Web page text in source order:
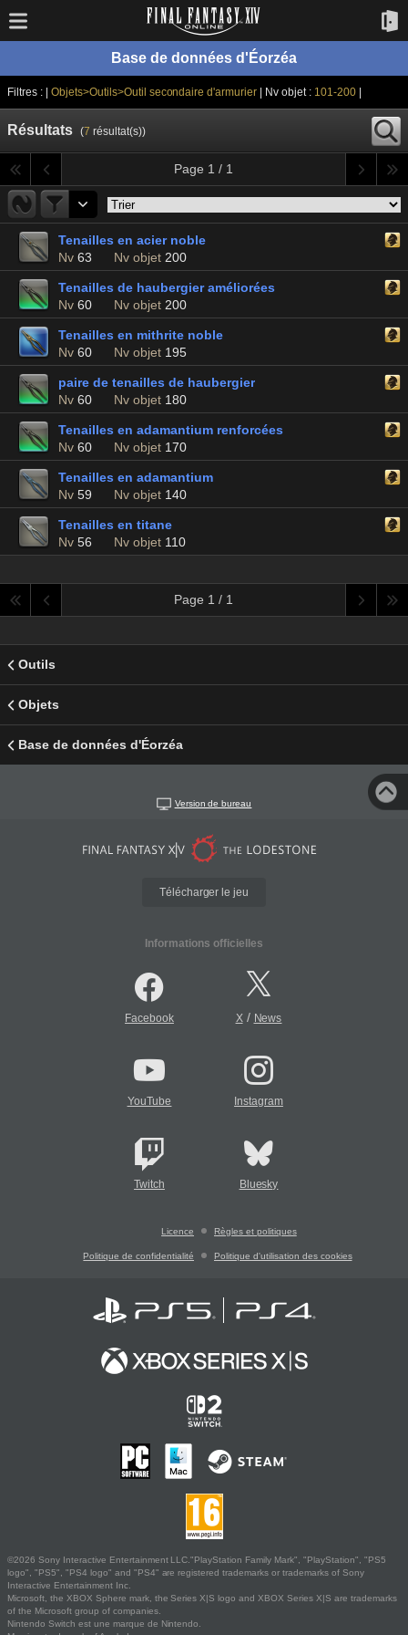
Base de données d'Éorzéa
Filtres : | Objets>Outils>Outil secondaire d'armurier | Nv objet : 101-200|
Résultats (7 résultat(s))
Page 1 / 1
Tenailles en acier noble
Nv 63 Nv objet 200
Tenailles de haubergier améliorées
Nv 60 Nv objet 200
Tenailles en mithrite noble
Nv 60 Nv objet 195
paire de tenailles de haubergier
Nv 60 Nv objet 180
Tenailles en adamantium renforcées
Nv 60 Nv objet 170
Tenailles en adamantium
Nv 59 Nv objet 140
Tenailles en titane
Nv 56 Nv objet 110
Page 1 / 1
Outils
Objets
Base de données d'Éorzéa
Version de bureau
Télécharger le jeu
Informations officielles
Facebook X/ News
YouTube Instagram
Twitch Bluesky
Licence Règles et politiques
Politique de confidentialité Politique d'utilisation des cookies
©2026 Sony Interactive Entertainment LLC."PlayStation Family Mark", "PlayStation", "PS5
logo", "PS5", "PS4 logo" and "PS4" are registered trademarks or trademarks of Sony
Interactive Entertainment Inc.
Microsoft, the XBOX Sphere mark, the Series X|S logo and XBOX Series X|S are trademarks
of the Microsoft group of companies.
Nintendo Switch est une marque de Nintendo.